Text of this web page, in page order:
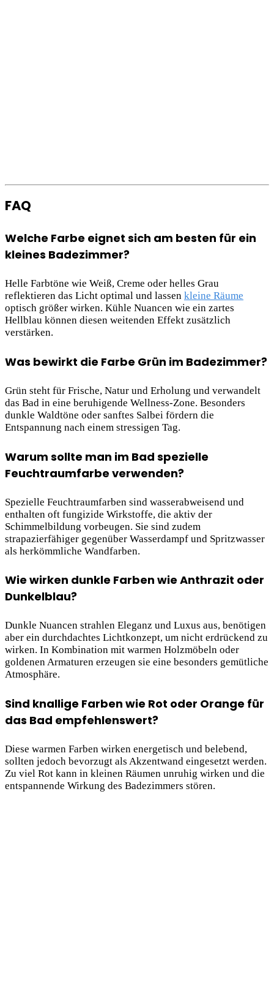
FAQ
Welche Farbe eignet sich am besten für ein
kleines Badezimmer?
Helle Farbtöne wie Weiß, Creme oder helles Grau
reflektieren das Licht optimal und lassen kleine Räume
optisch größer wirken. Kühle Nuancen wie ein zartes
Hellblau können diesen weitenden Effekt zusätzlich
verstärken.
Was bewirkt die Farbe Grün im Badezimmer?
Grün steht für Frische, Natur und Erholung und verwandelt
das Bad in eine beruhigende Wellness-Zone. Besonders
dunkle Waldtöne oder sanftes Salbei fördern die
Entspannung nach einem stressigen Tag.
Warum sollte man im Bad spezielle
Feuchtraumfarbe verwenden?
Spezielle Feuchtraumfarben sind wasserabweisend und
enthalten oft fungizide Wirkstoffe, die aktiv der
Schimmelbildung vorbeugen. Sie sind zudem
strapazierfähiger gegenüber Wasserdampf und Spritzwasser
als herkömmliche Wandfarben.
Wie wirken dunkle Farben wie Anthrazit oder
Dunkelblau?
Dunkle Nuancen strahlen Eleganz und Luxus aus, benötigen
aber ein durchdachtes Lichtkonzept, um nicht erdrückend zu
wirken. In Kombination mit warmen Holzmöbeln oder
goldenen Armaturen erzeugen sie eine besonders gemütliche
Atmosphäre.
Sind knallige Farben wie Rot oder Orange für
das Bad empfehlenswert?
Diese warmen Farben wirken energetisch und belebend,
sollten jedoch bevorzugt als Akzentwand eingesetzt werden.
Zu viel Rot kann in kleinen Räumen unruhig wirken und die
entspannende Wirkung des Badezimmers stören.